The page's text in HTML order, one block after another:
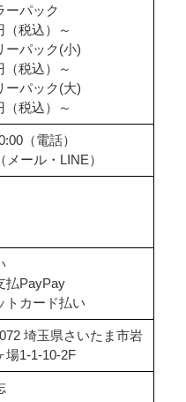
ーパック
（税込）～
ーパック(小)
（税込）～
ーパック(大)
（税込）～
（電話）
メール・LINE）
払PayPay
トカード払い
埼玉県さいたま市岩
場1-1-10-2F